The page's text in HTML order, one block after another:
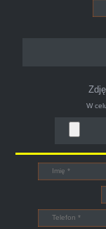
Polecam
konto na
Witam,ja
Car.pl
W